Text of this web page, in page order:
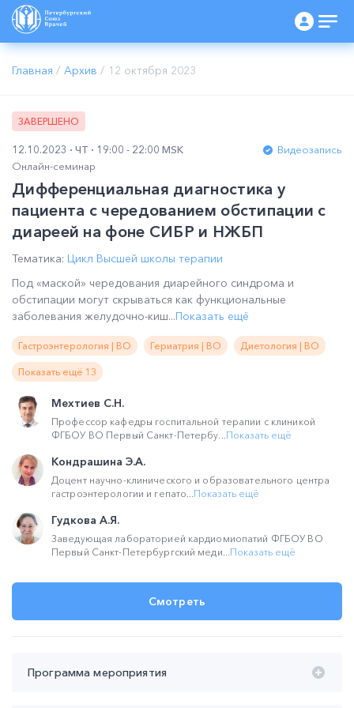
Главная / Архив / 12 октября 2023
ЗАВЕРШЕНО
12.10.2023 ЧТ 19:00 - 22:00 MSK
Видеозапись
Онлайн-семинар
Дифференциальная диагностика у
пациента с чередованием обстипации с
диареей на фоне СИБР и НЖБП
Тематика: Цикл Высшей школы терапии
Под «маской» чередования диарейного синдрома и
обстипации могут скрываться как функциональные
заболевания желудочно-киш...Показать ещё
Гастроэнтерология | ВО Гериатрия | ВО Диетология | ВО
Показать ещё 13
Мехтиев С.Н.
Профессор кафедры госпитальной терапии с клиникой
ФГБОУ ВО Первый Санкт-Петербу...Показать ещё
Кондрашина Э.А.
Доцент научно-клинического и образовательного центра
гастроэнтерологии и гепато...Показать ещё
Гудкова А.Я.
Заведующая лабораторией кардиомиопатий ФГБОУ ВО
Первый Санкт-Петербургский меди...Показать ещё
Смотреть
Программа мероприятия